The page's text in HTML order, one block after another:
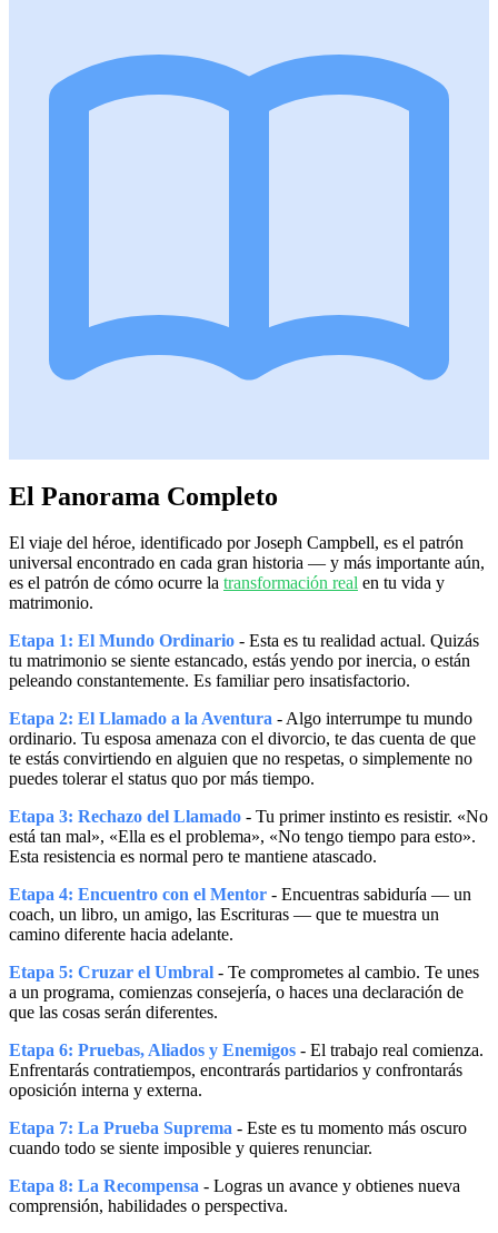
El Panorama Completo
El viaje del héroe, identificado por Joseph Campbell, es el patrón
universal encontrado en cada gran historia — y más importante aún,
es el patrón de cómo ocurre la transformación real en tu vida y
matrimonio.
Etapa 1: El Mundo Ordinario - Esta es tu realidad actual. Quizás
tu matrimonio se siente estancado, estás yendo por inercia, o están
peleando constantemente. Es familiar pero insatisfactorio.
Etapa 2: El Llamado a la Aventura - Algo interrumpe tu mundo
ordinario. Tu esposa amenaza con el divorcio, te das cuenta de que
te estás convirtiendo en alguien que no respetas, o simplemente no
puedes tolerar el status quo por más tiempo.
Etapa 3: Rechazo del Llamado - Tu primer instinto es resistir. «No
está tan mal», «Ella es el problema», «No tengo tiempo para esto».
Esta resistencia es normal pero te mantiene atascado.
Etapa 4: Encuentro con el Mentor - Encuentras sabiduría — un
coach, un libro, un amigo, las Escrituras — que te muestra un
camino diferente hacia adelante.
Etapa 5: Cruzar el Umbral - Te comprometes al cambio. Te unes
a un programa, comienzas consejería, o haces una declaración de
que las cosas serán diferentes.
Etapa 6: Pruebas, Aliados y Enemigos - El trabajo real comienza.
Enfrentarás contratiempos, encontrarás partidarios y confrontarás
oposición interna y externa.
Etapa 7: La Prueba Suprema - Este es tu momento más oscuro
cuando todo se siente imposible y quieres renunciar.
Etapa 8: La Recompensa - Logras un avance y obtienes nueva
comprensión, habilidades o perspectiva.